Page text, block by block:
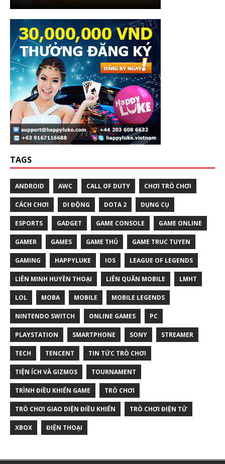
TAGS
ANDROID AWC CALL OF DUTY CHƠI TRÒ CHƠI
CÁCH CHƠI DI ĐỘNG DOTA 2 DỤNG CỤ
ESPORTS GADGET GAME CONSOLE GAME ONLINE
GAMER GAMES GAME THỦ GAME TRUC TUYEN
GAMING HAPPYLUKE IOS LEAGUE OF LEGENDS
LIÊN MINH HUYỀN THOẠI LIÊN QUÂN MOBILE LMHT
LOL MOBA MOBILE MOBILE LEGENDS
NINTENDO SWITCH ONLINE GAMES PC
PLAYSTATION SMARTPHONE SONY STREAMER
TECH TENCENT TIN TỨC TRÒ CHƠI
TIỆN ÍCH VÀ GIZMOS TOURNAMENT
TRÌNH ĐIỀU KHIỂN GAME TRÒ CHƠI
TRÒ CHƠI GIAO DIỆN ĐIỀU KHIỂN TRÒ CHƠI ĐIỆN TỬ
XBOX ĐIỆN THOẠI